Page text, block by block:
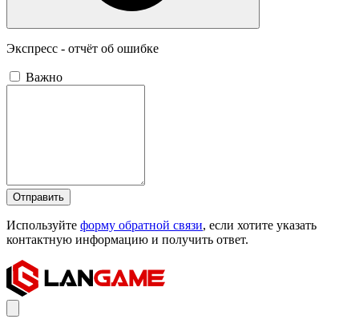
Экспресс - отчёт об ошибке
Важно
Отправить
Используйте форму обратной связи, если хотите указать
контактную информацию и получить ответ.